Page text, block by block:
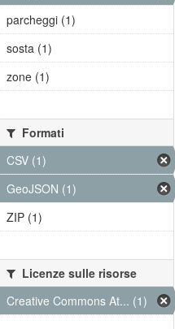
parcheggi (1)
sosta (1)
zone (1)
Formati
CSV (1)
GeoJSON (1)
ZIP (1)
Licenze sulle risorse
Creative Commons At... (1)